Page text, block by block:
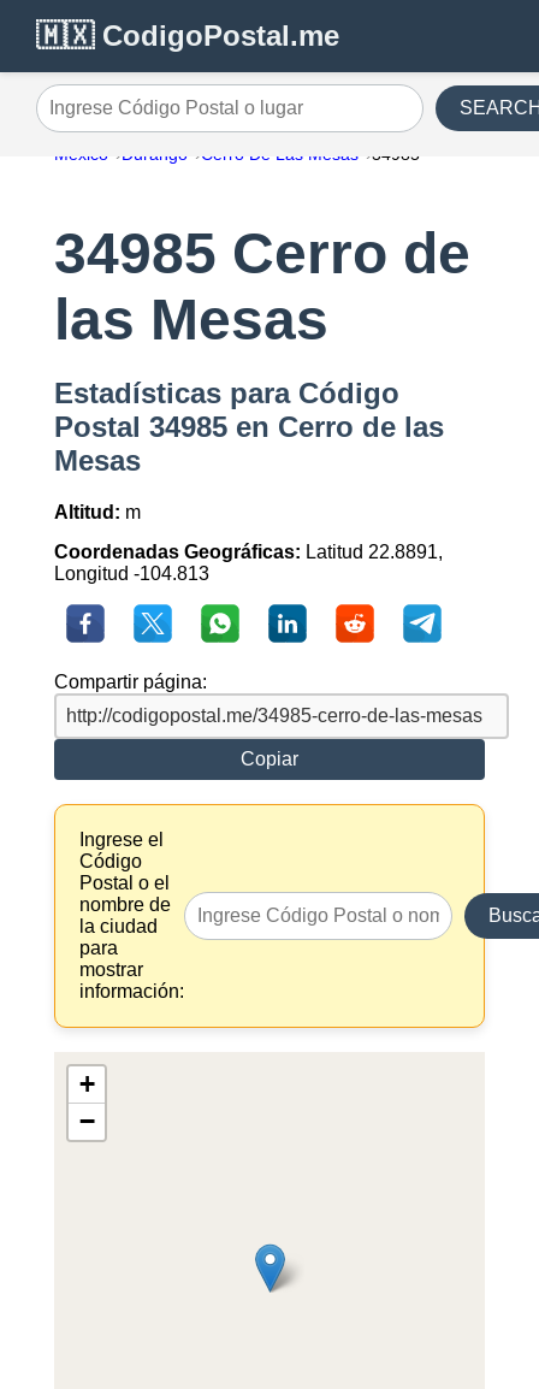
🇲🇽 CodigoPostal.me
Ingrese Código Postal o lugar
México Durango Cerro De Las Mesas 34985
34985 Cerro de
las Mesas
Estadísticas para Código
Postal 34985 en Cerro de las
Mesas
Altitud: m
Coordenadas Geográficas: Latitud 22.8891,
Longitud -104.813
Compartir página:
Copiar
Ingrese el
Código
Postal o el
nombre de
la ciudad
para
mostrar
información:
+
−